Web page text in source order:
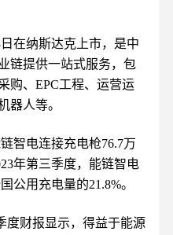
在纳斯达克上市，是中
链提供一站式服务，包
购、EPC工程、运营运
器人等。
智电连接充电枪76.7万
年第三季度，能链智电
公用充电量的21.8%。
度财报显示，得益于能源